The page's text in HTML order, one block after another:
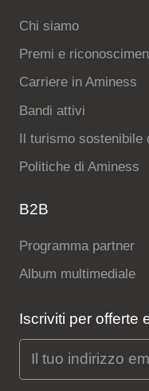
Chi siamo
Premi e
Carriere in Aminess
Bandi attivi
Il turismo sostenibile
Politiche di Aminess
B2B
Programma partner
Album multimediale
Iscriviti per offerte